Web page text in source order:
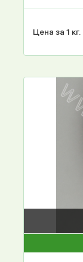
Цена за 1 кг.